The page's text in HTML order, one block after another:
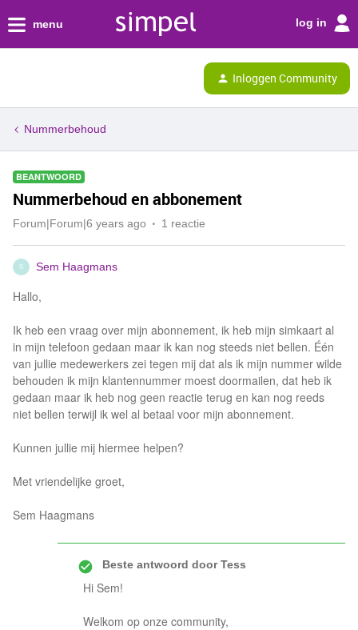
menu log in
Inloggen Community
Nummerbehoud
BEANTWOORD
Nummerbehoud en abbonement
Forum|Forum|6 years ago 1 reactie
S Sem Haagmans
Hallo,
Ik heb een vraag over mijn abonnement, ik heb mijn simkaart al
in mijn telefoon gedaan maar ik kan nog steeds niet bellen. Één
van jullie medewerkers zei tegen mij dat als ik mijn nummer wilde
behouden ik mijn klantennummer moest doormailen, dat heb ik
gedaan maar ik heb nog geen reactie terug en kan nog reeds
niet bellen terwijl ik wel al betaal voor mijn abonnement.
Kunnen jullie mij hiermee helpen?
Met vriendelijke groet,
Sem Haagmans
Beste antwoord doorTess
Hi Sem!
Welkom op onze community,